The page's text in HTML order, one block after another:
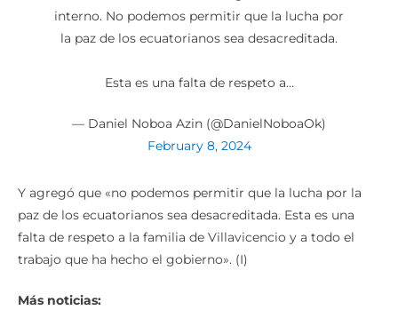
interno. No podemos permitir que la lucha por
la paz de los ecuatorianos sea desacreditada.
Esta es una falta de respeto a…
— Daniel Noboa Azin (@DanielNoboaOk)
February 8, 2024
Y agregó que «no podemos permitir que la lucha por la
paz de los ecuatorianos sea desacreditada. Esta es una
falta de respeto a la familia de Villavicencio y a todo el
trabajo que ha hecho el gobierno». (I)
Más noticias: